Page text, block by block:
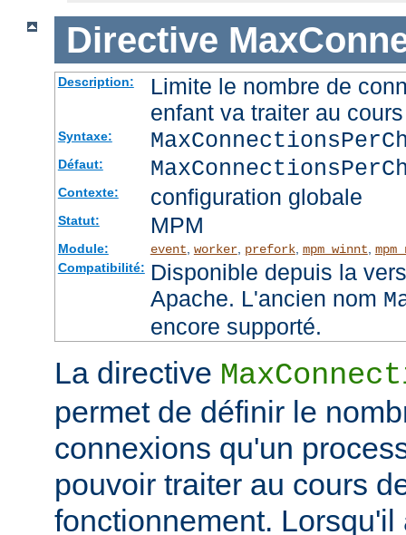
Directive
Description:
Limite le nombre de
enfant va traiter au
Syntaxe:
Défaut:
Contexte: configuration globale
Statut: MPM
Module: event worker, prefork, mpm_winnt
Compatibilité: Disponible depuis la
Apache. L'ancien nom
encore supporté.
La directive
permet de définir le
connexions qu'un
pouvoir traiter au cours
fonctionnement. Lorsqu'il